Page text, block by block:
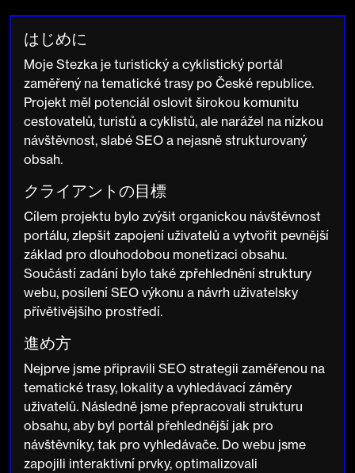
はじめに
Moje Stezka je turistický a cyklistický portál
zaměřený na tematické trasy po České republice.
Projekt měl potenciál oslovit širokou komunitu
cestovatelů, turistů a cyklistů, ale narážel na nízkou
návštěvnost, slabé SEO a nejasně strukturovaný
obsah.
クライアントの目標
Cílem projektu bylo zvýšit organickou návštěvnost
portálu, zlepšit zapojení uživatelů a vytvořit pevnější
základ pro dlouhodobou monetizaci obsahu.
Součástí zadání bylo také zpřehlednění struktury
webu, posílení SEO výkonu a návrh uživatelsky
přívětivějšího prostředí.
進め方
Nejprve jsme připravili SEO strategii zaměřenou na
tematické trasy, lokality a vyhledávací záměry
uživatelů. Následně jsme přepracovali strukturu
obsahu, aby byl portál přehlednější jak pro
návštěvníky, tak pro vyhledávače. Do webu jsme
zapojili interaktivní prvky, optimalizovali